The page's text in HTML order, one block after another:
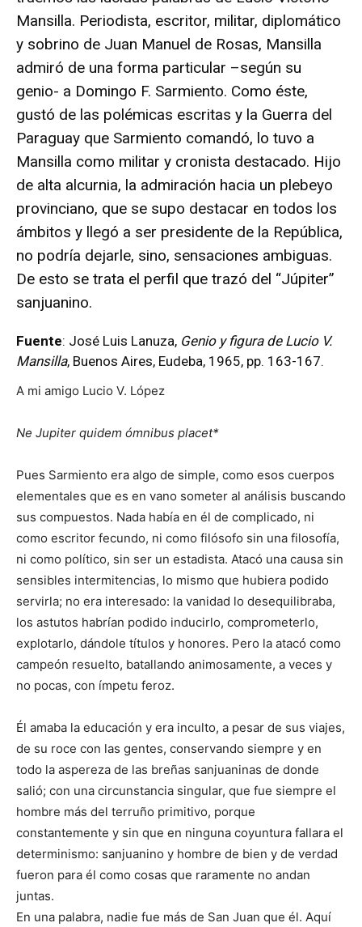
Mansilla. Periodista, escritor, militar, diplomático
y sobrino de Juan Manuel de Rosas, Mansilla
admiró de una forma particular –según su
genio- a Domingo F. Sarmiento. Como éste,
gustó de las polémicas escritas y la Guerra del
Paraguay que Sarmiento comandó, lo tuvo a
Mansilla como militar y cronista destacado. Hijo
de alta alcurnia, la admiración hacia un plebeyo
provinciano, que se supo destacar en todos los
ámbitos y llegó a ser presidente de la República,
no podría dejarle, sino, sensaciones ambiguas.
De esto se trata el perfil que trazó del “Júpiter”
sanjuanino.
Fuente: José Luis Lanuza, Genio y figura de Lucio V.
Mansilla, Buenos Aires, Eudeba, 1965, pp. 163-167.
A mi amigo Lucio V. López
Ne Jupiter quidem ómnibus placet*
Pues Sarmiento era algo de simple, como esos cuerpos
elementales que es en vano someter al análisis buscando
sus compuestos. Nada había en él de complicado, ni
como escritor fecundo, ni como filósofo sin una filosofía,
ni como político, sin ser un estadista. Atacó una causa sin
sensibles intermitencias, lo mismo que hubiera podido
servirla; no era interesado: la vanidad lo desequilibraba,
los astutos habrían podido inducirlo, comprometerlo,
explotarlo, dándole títulos y honores. Pero la atacó como
campeón resuelto, batallando animosamente, a veces y
no pocas, con ímpetu feroz.
Él amaba la educación y era inculto, a pesar de sus viajes,
de su roce con las gentes, conservando siempre y en
todo la aspereza de las breñas sanjuaninas de donde
salió; con una circunstancia singular, que fue siempre el
hombre más del terruño primitivo, porque
constantemente y sin que en ninguna coyuntura fallara el
determinismo: sanjuanino y hombre de bien y de verdad
fueron para él como cosas que raramente no andan
juntas.
En una palabra, nadie fue más de San Juan que él. Aquí